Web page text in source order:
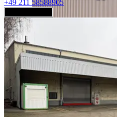
+49 211 58588905